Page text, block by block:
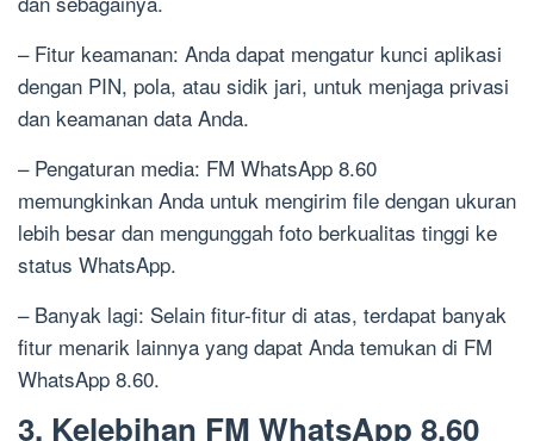
– Fitur keamanan: Anda dapat mengatur kunci aplikasi
dengan PIN, pola, atau sidik jari, untuk menjaga privasi
dan keamanan data Anda.
– Pengaturan media: FM WhatsApp 8.60
memungkinkan Anda untuk mengirim file dengan ukuran
lebih besar dan mengunggah foto berkualitas tinggi ke
status WhatsApp.
– Banyak lagi: Selain fitur-fitur di atas, terdapat banyak
fitur menarik lainnya yang dapat Anda temukan di FM
WhatsApp 8.60.
3. Kelebihan FM WhatsApp 8.60